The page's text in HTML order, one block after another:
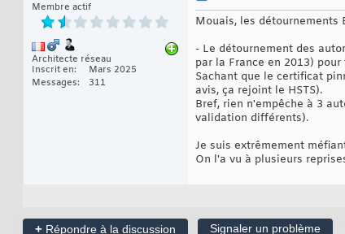
Membre actif
Architecte réseau
Inscrit en
Mars 2025
Messages
311
Mouais, les détournements
- Le détournement des
par la France en 2013)
Sachant que le certificat
avis, ça rejoint le HSTS).
Bref, rien n'empêche à 3
validation différents).
Je suis extrêmement
On l'a vu à plusieurs
+ Répondre à la discussion Signaler un problème